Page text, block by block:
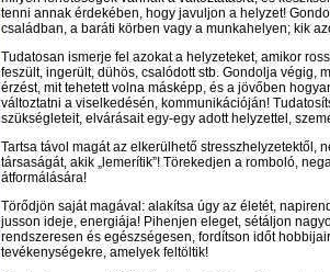
tenni annak érdekében, hogy javuljon a helyzet!
családban, a baráti körben vagy a munkahelyen; kik
Tudatosan ismerje fel azokat a helyzeteket, amikor
feszült, ingerült, dühös, csalódott stb. Gondolja végig,
érzést, mit tehetett volna másképp, és a jövőben
változtatni a viselkedésén, kommunikációján!
szükségleteit, elvárásait egy-egy adott helyzettel,
Tartsa távol magát az elkerülhető stresszhelyzetektől,
társaságát, akik „lemerítik”! Törekedjen a romboló,
átformálására!
Törődjön saját magával: alakítsa úgy az életét,
jusson ideje, energiája! Pihenjen eleget, sétáljon
rendszeresen és egészségesen, fordítson időt
tevékenységekre, amelyek feltöltik!